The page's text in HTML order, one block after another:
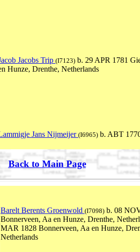
Jacobs Trip (I7123) b. 29 APR 1781
Hunze, Drenthe, Netherlands
Jans Nijmeijer(I6965) b. ABT
Back to Main Page
Barelt Berents Groenwold (I7098) b. 08
Bonnerveen, Aa en Hunze, Drenthe,
MAR 1828 Bonnerveen, Aa en Hunze,
Netherlands